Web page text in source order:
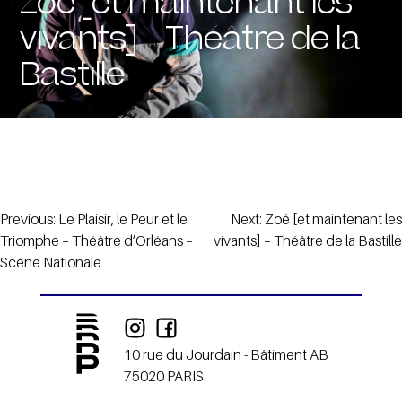
Zoé [et maintenant les
vivants] – Théâtre de la
Bastille
Navigation
de
l’article
Previous: Le Plaisir, le Peur et le
Triomphe – Théâtre d’Orléans –
Scène Nationale
Next: Zoé [et maintenant les
vivants] – Théâtre de la Bastille
10 rue du Jourdain - Bâtiment AB
75020 PARIS